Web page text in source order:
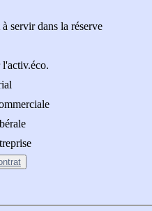
servir dans la réserve